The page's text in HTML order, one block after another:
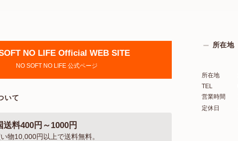
NO LIFE Official WEB SITE
NO SOFT NO LIFE 公式ページ
いて
送料400円～1000円
物10,000円以上で送料無料。
所在地
所在地
TEL
営業時間
定休日